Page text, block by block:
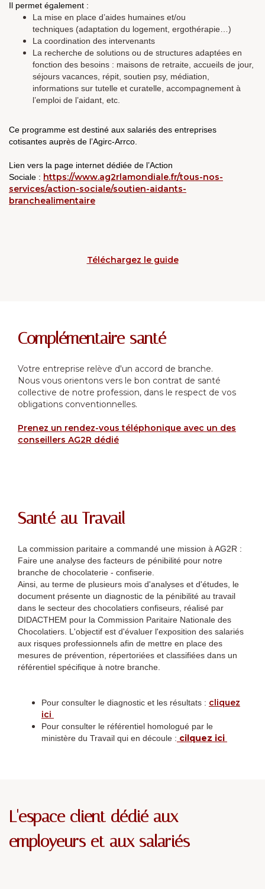
Il permet également :
La mise en place d’aides humaines et/ou
techniques (adaptation du logement, ergothérapie…)
La coordination des intervenants
La recherche de solutions ou de structures adaptées en
fonction des besoins : maisons de retraite, accueils de jour,
séjours vacances, répit, soutien psy, médiation,
informations sur tutelle et curatelle, accompagnement à
l’emploi de l’aidant, etc.
Ce programme est destiné aux salariés des entreprises
cotisantes auprès de l’Agirc-Arrco.
Lien vers la page internet dédiée de l’Action
Sociale : https://www.ag2rlamondiale.fr/tous-nos-
services/action-sociale/soutien-aidants-
branchealimentaire
Téléchargez le guide
Complémentaire santé
Votre entreprise relève d'un accord de branche.
Nous vous orientons vers le bon contrat de santé
collective de notre profession, dans le respect de vos
obligations conventionnelles.
Prenez un rendez-vous téléphonique avec un des
conseillers AG2R dédié
Santé au Travail
La commission paritaire a commandé une mission à AG2R :
Faire une analyse des facteurs de pénibilité pour notre
branche de chocolaterie - confiserie.
Ainsi, au terme de plusieurs mois d'analyses et d'études, le
document présente un diagnostic de la pénibilité au travail
dans le secteur des chocolatiers confiseurs, réalisé par
DIDACTHEM pour la Commission Paritaire Nationale des
Chocolatiers. L'objectif est d'évaluer l'exposition des salariés
aux risques professionnels afin de mettre en place des
mesures de prévention, répertoriées et classifiées dans un
référentiel spécifique à notre branche.
Pour consulter le diagnostic et les résultats : cliquez
ici
Pour consulter le référentiel homologué par le
ministère du Travail qui en découle : cilquez ici
L'espace client dédié aux
employeurs et aux salariés